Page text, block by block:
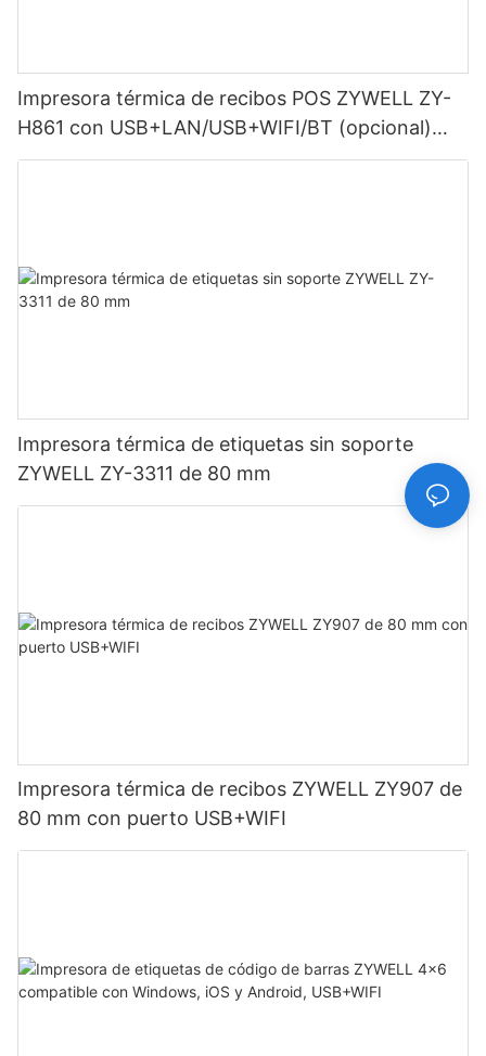
Impresora térmica de recibos POS ZYWELL ZY-
H861 con USB+LAN/USB+WIFI/BT (opcional)
Negra
Impresora térmica de etiquetas sin soporte
ZYWELL ZY-3311 de 80 mm
Impresora térmica de recibos ZYWELL ZY907 de
80 mm con puerto USB+WIFI